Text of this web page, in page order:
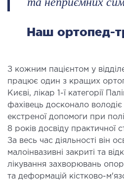
Наш ортопед-
З кожним пацієнтом у
працює один з кращих
Києві, лікар 1-ї категорії
фахівець досконало
екстреної допомоги при
8 років досвіду практичної
За весь час діяльності він
малоінвазивні закриті та
лікування захворювань
та деформацій кістково-